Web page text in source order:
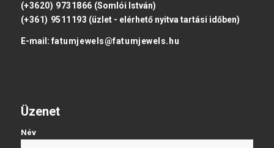
(+3620) 9731866 (Somlói István)
(+361) 9511193 (üzlet - elérhető nyitva tartási időben)
E-mail: fatumjewels@fatumjewels.hu
Üzenet
Név